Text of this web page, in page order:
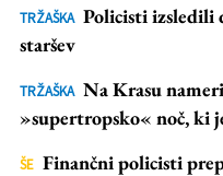
TRŽAŠKA Policisti izsledili
staršev
TRŽAŠKA Na Krasu
»supertropsko« noč, ki
ŠE Finančni policisti